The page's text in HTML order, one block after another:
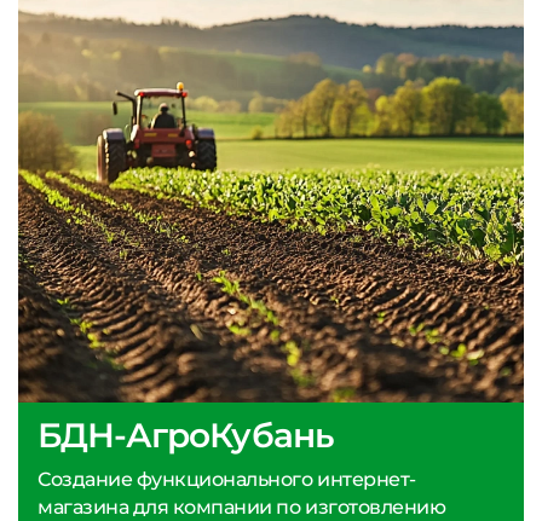
БДН-АгроКубань
Создание функционального интернет-
магазина для компании по изготовлению